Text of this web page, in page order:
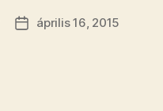
Bejegyzés
április 16, 2015